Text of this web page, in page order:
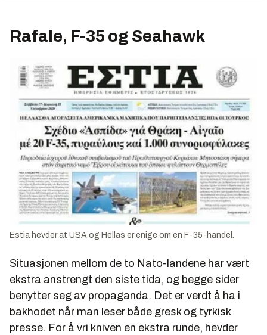
Rafale, F-35 og Seahawk
Estia hevder at USA og Hellas er enige om en F-35-handel.
Situasjonen mellom de to Nato-landene har vært
ekstra anstrengt den siste tida, og begge sider
benytter seg av propaganda. Det er verdt å ha i
bakhodet når man leser både gresk og tyrkisk
presse. For å vri kniven en ekstra runde, hevder